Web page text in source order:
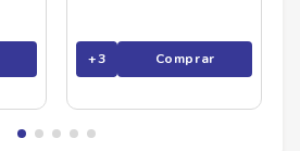
+3 Comprar